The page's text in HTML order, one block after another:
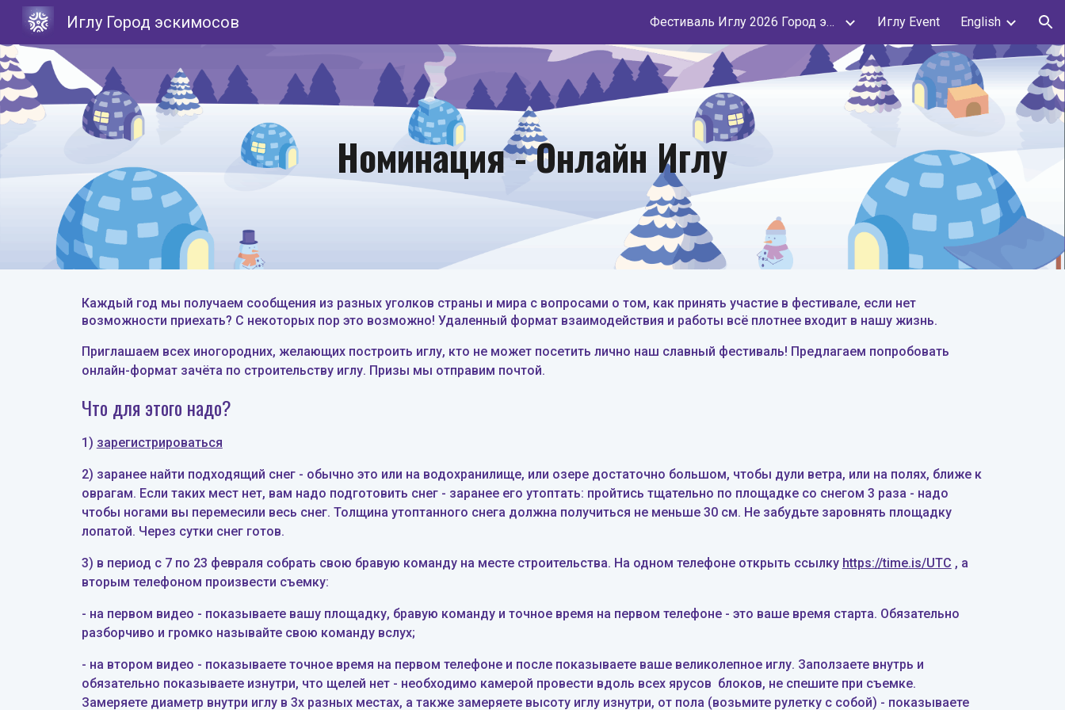
Skip to navigation
Иглу Город эскимосов Фестиваль Иглу 2026 Город эскимосов Иглу Event English
Номинация - Онлайн Иглу
Каждый год мы получаем сообщения из разных уголков страны и мира с вопросами о том, как принять участие в фестивале, если нет
возможности приехать? С некоторых пор это возможно! Удаленный формат взаимодействия и работы всё плотнее входит в нашу жизнь.
Приглашаем всех иногородних, желающих построить иглу, кто не может посетить лично наш славный фестиваль! Предлагаем попробовать
онлайн-формат зачёта по строительству иглу. Призы мы отправим почтой.
Что для этого надо?
1) зарегистрироваться
2) заранее найти подходящий снег - обычно это или на водохранилище, или озере достаточно большом, чтобы дули ветра, или на полях, ближе к
оврагам. Если таких мест нет, вам надо подготовить снег - заранее его утоптать: пройтись тщательно по площадке со снегом 3 раза - надо
чтобы ногами вы перемесили весь снег. Толщина утоптанного снега должна получиться не меньше 30 см. Не забудьте заровнять площадку
лопатой. Через сутки снег готов.
3) в период с 7 по 23 февраля собрать свою бравую команду на месте строительства. На одном телефоне открыть ссылку https://time.is/UTC , а
вторым телефоном произвести съемку:
- на первом видео - показываете вашу площадку, бравую команду и точное время на первом телефоне - это ваше время старта. Обязательно
разборчиво и громко называйте свою команду вслух;
- на втором видео - показываете точное время на первом телефоне и после показываете ваше великолепное иглу. Заползаете внутрь и
обязательно показываете изнутри, что щелей нет - необходимо камерой провести вдоль всех ярусов блоков, не спешите при съемке.
Замеряете диаметр внутри иглу в 3х разных местах, а также замеряете высоту иглу изнутри, от пола (возьмите рулетку с собой) - показываете